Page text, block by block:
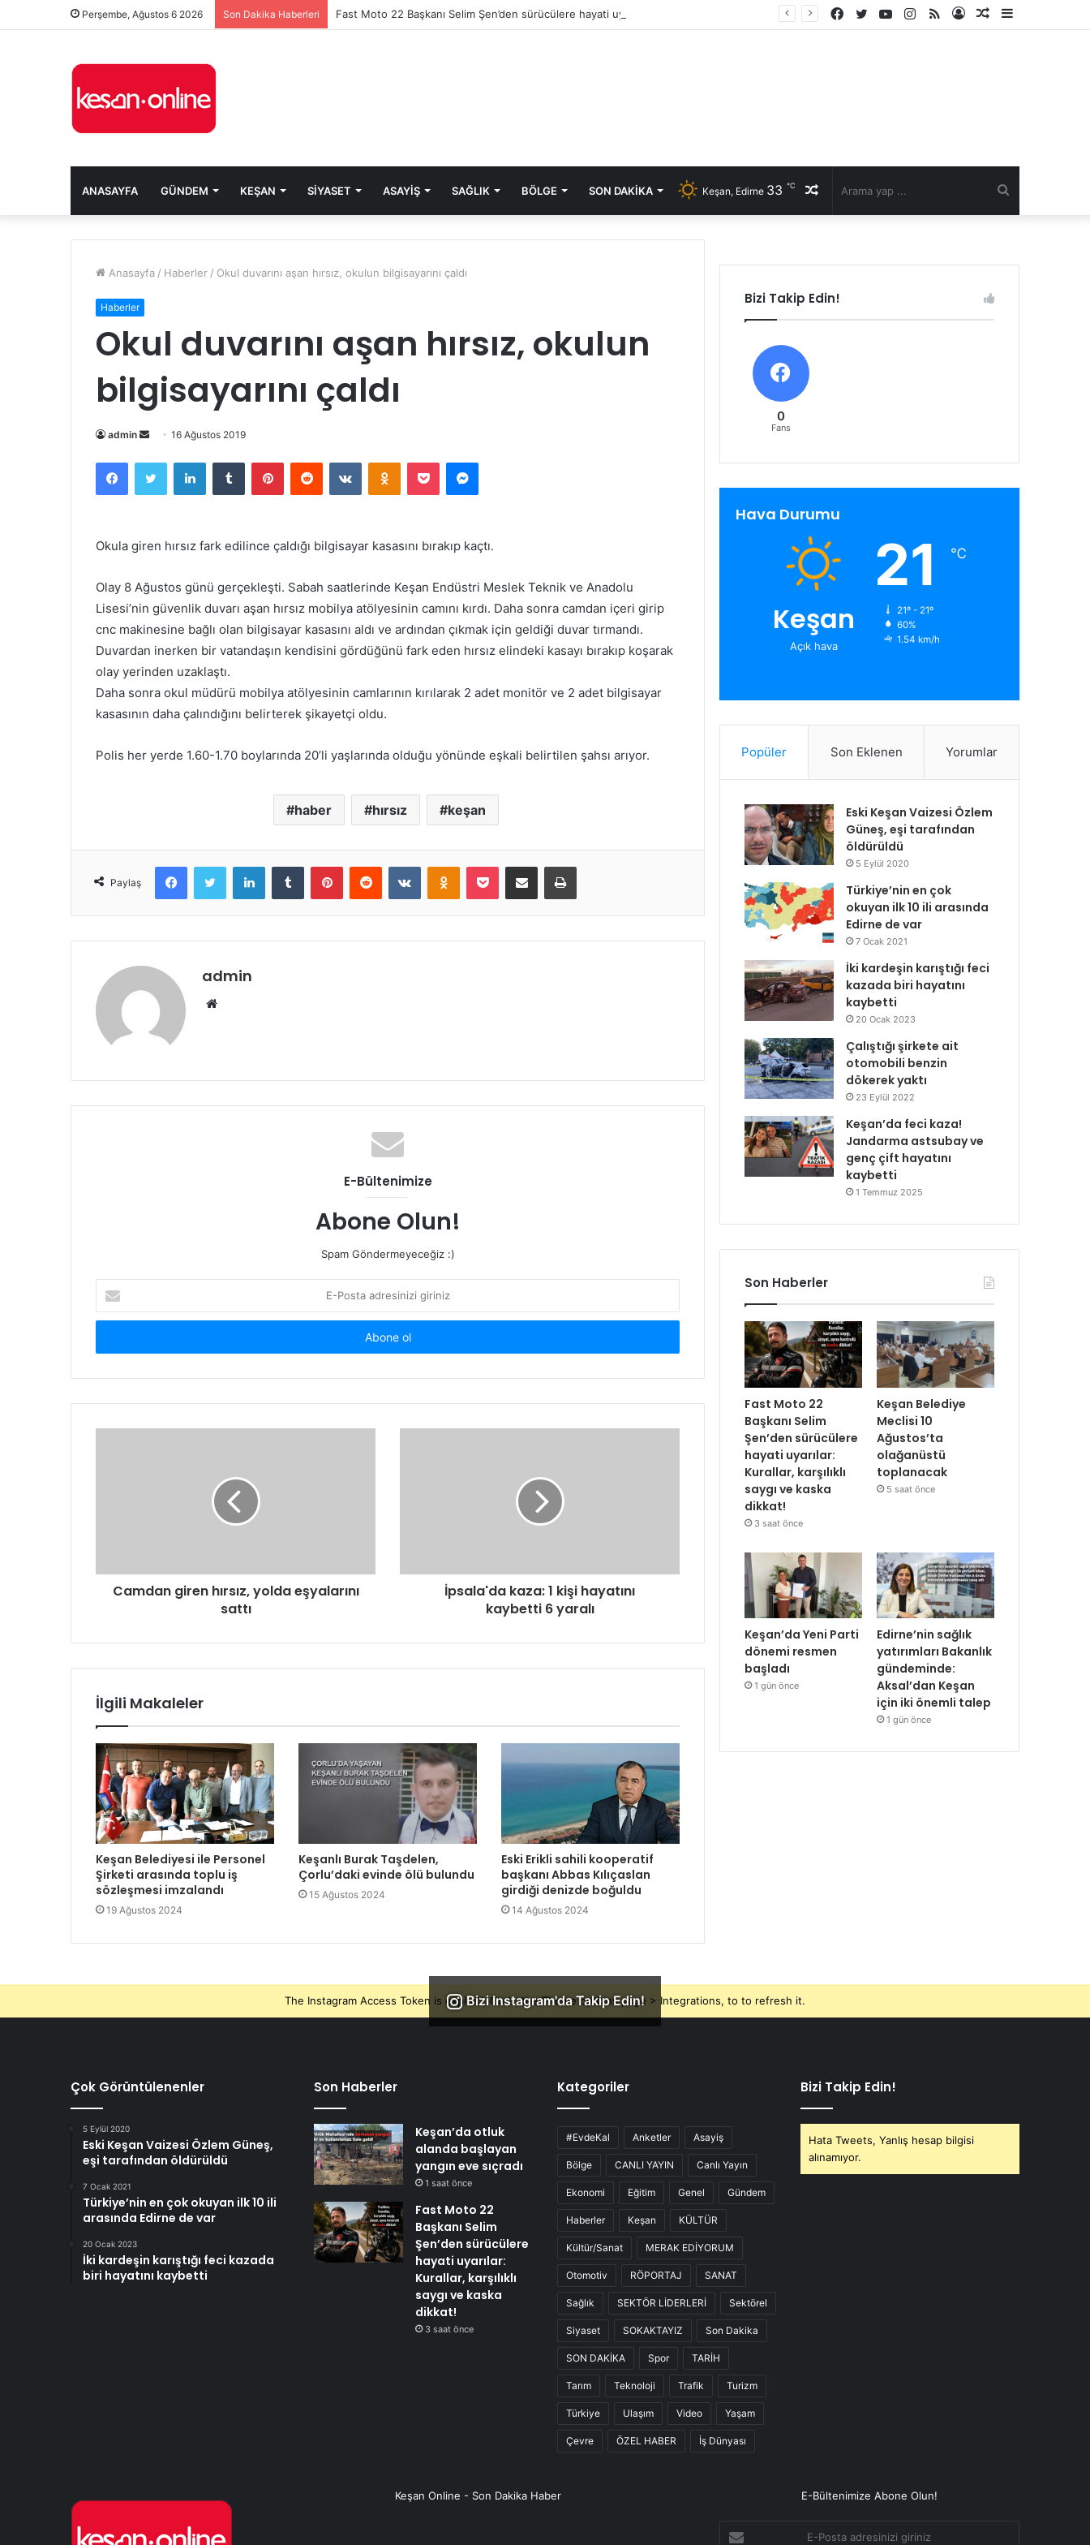
Perşembe, Ağustos 6 2026 Son Dakika Haberleri
Kenar
Rastgele
Kayıt
RSS
Instagram
YouTube
Twitter
Facebook
ANASAYFA GÜNDEM KEŞAN SIYASET ASAYIŞ SAĞLIK BÖLGE SON DAKIKA Rastgele
Keşan, Edirne 33 ℃
Anasayfa / Haberler / Okul duvarını aşan hırsız, okulun bilgisayarını çaldı
Haberler
Okul duvarını aşan hırsız, okulun
bilgisayarını çaldı
admin
Bir
posta
göndermek
16 Ağustos 2019
FacebookTwitter LinkedInTumblr PinterestReddit VKontakteOdnoklassniki
Pocket Messenger
Okula giren hırsız fark edilince çaldığı bilgisayar kasasını bırakıp kaçtı.
Olay 8 Ağustos günü gerçekleşti. Sabah saatlerinde Keşan Endüstri Meslek Teknik ve Anadolu
Lisesi’nin güvenlik duvarı aşan hırsız mobilya atölyesinin camını kırdı. Daha sonra camdan içeri girip
cnc makinesine bağlı olan bilgisayar kasasını aldı ve ardından çıkmak için geldiği duvar tırmandı.
Duvardan inerken bir vatandaşın kendisini gördüğünü fark eden hırsız elindeki kasayı bırakıp koşarak
olay yerinden uzaklaştı.
Daha sonra okul müdürü mobilya atölyesinin camlarının kırılarak 2 adet monitör ve 2 adet bilgisayar
kasasının daha çalındığını belirterek şikayetçi oldu.
Polis her yerde 1.60-1.70 boylarında 20’li yaşlarında olduğu yönünde eşkali belirtilen şahsı arıyor.
haber hırsız keşan
Paylaş
FacebookTwitter LinkedInTumblr PinterestReddit VKontakteOdnoklassniki
Pocket E-Posta ile paylaş Yazdır
admin
Web
E-Bültenimize
Abone Olun!
Spam Göndermeyeceğiz :)
Posta
adresinizi
Camdan giren hırsız, yolda eşyalarını
sattı
İpsala'da kaza: 1 kişi hayatını
kaybetti 6 yaralı
İlgili Makaleler
Keşan Belediyesi ile Personel
Şirketi arasında toplu iş
sözleşmesi imzalandı
19 Ağustos 2024
Keşanlı Burak Taşdelen,
Çorlu’daki evinde ölü bulundu
15 Ağustos 2024
Eski Erikli sahili kooperatif
başkanı Abbas Kılıçaslan
girdiği denizde boğuldu
14 Ağustos 2024
Bizi Takip Edin!
0
Fans
Hava Durumu
Keşan
Açık hava
21 ℃
21º - 21º
60%
1.54 km/h
Popüler Son Eklenen Yorumlar
Eski Keşan Vaizesi Özlem
Güneş, eşi tarafından
öldürüldü
5 Eylül 2020
Türkiye’nin en çok
okuyan ilk 10 ili arasında
Edirne de var
7 Ocak 2021
İki kardeşin karıştığı feci
kazada biri hayatını
kaybetti
20 Ocak 2023
Çalıştığı şirkete ait
otomobili benzin
dökerek yaktı
23 Eylül 2022
Keşan’da feci kaza!
Jandarma astsubay ve
genç çift hayatını
kaybetti
1 Temmuz 2025
Son Haberler
Fast Moto 22
Başkanı Selim
Şen’den sürücülere
hayati uyarılar:
Kurallar, karşılıklı
saygı ve kaska
dikkat!
3 saat önce
Keşan Belediye
Meclisi 10
Ağustos’ta
olağanüstü
toplanacak
5 saat önce
Keşan’da Yeni Parti
dönemi resmen
başladı
1 gün önce
Edirne’nin sağlık
yatırımları Bakanlık
gündeminde:
Aksal’dan Keşan
için iki önemli talep
1 gün önce
Bizi Instagram'da Takip Edin!
The Instagram Access Token is expired, Go to the Theme options page > Integrations, to to refresh it.
Çok Görüntülenenler
5 Eylül 2020
Eski Keşan Vaizesi Özlem Güneş,
eşi tarafından öldürüldü
7 Ocak 2021
Türkiye’nin en çok okuyan ilk 10 ili
arasında Edirne de var
20 Ocak 2023
İki kardeşin karıştığı feci kazada
biri hayatını kaybetti
Son Haberler
Keşan’da otluk
alanda başlayan
yangın eve sıçradı
1 saat önce
Fast Moto 22
Başkanı Selim
Şen’den sürücülere
hayati uyarılar:
Kurallar, karşılıklı
saygı ve kaska
dikkat!
3 saat önce
Kategoriler
#EvdeKal Anketler Asayiş
Bölge CANLI YAYIN Canlı Yayın
Ekonomi Eğitim Genel Gündem
Haberler Keşan KÜLTÜR
Kültür/Sanat MERAK EDİYORUM
Otomotiv RÖPORTAJ SANAT
Sağlık SEKTÖR LİDERLERİ Sektörel
Siyaset SOKAKTAYIZ Son Dakika
SON DAKİKA Spor TARİH
Tarım Teknoloji Trafik Turizm
Türkiye Ulaşım Video Yaşam
Çevre ÖZEL HABER İş Dünyası
Bizi Takip Edin!
Hata Tweets, Yanlış hesap bilgisi
alınamıyor.
Keşan Online - Son Dakika Haber E-Bültenimize Abone Olun!